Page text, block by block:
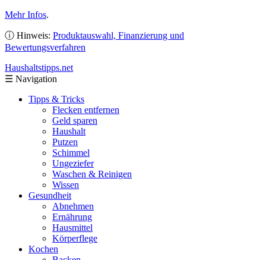
Mehr Infos.
ⓘ Hinweis: Produktauswahl, Finanzierung und
Bewertungsverfahren
Haushaltstipps.net
☰ Navigation
Tipps & Tricks
Flecken entfernen
Geld sparen
Haushalt
Putzen
Schimmel
Ungeziefer
Waschen & Reinigen
Wissen
Gesundheit
Abnehmen
Ernährung
Hausmittel
Körperflege
Kochen